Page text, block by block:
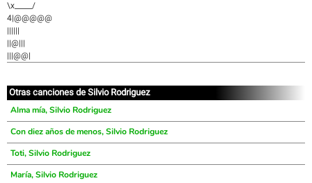
\x_____/
4|@@@@@
||||||
||@|||
|||@@|
Otras canciones de Silvio Rodriguez
Alma mía, Silvio Rodriguez
Con diez años de menos, Silvio Rodriguez
Toti, Silvio Rodriguez
María, Silvio Rodriguez